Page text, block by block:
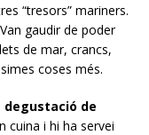
“tresors” mariners.
gaudir de poder
de mar, crancs,
coses més.
degustació de
cuina i hi ha servei